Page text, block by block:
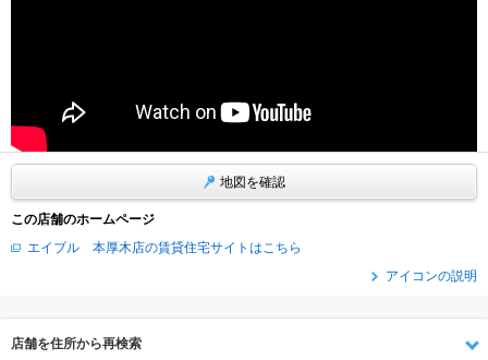
地図を確認
この店舗のホームページ
エイブル 本厚木店の賃貸住宅サイトはこちら
アイコンの説明
店舗を住所から再検索